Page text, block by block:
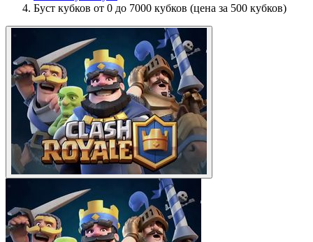
Буст кубков от 0 до 7000 кубков (цена за 500 кубков)